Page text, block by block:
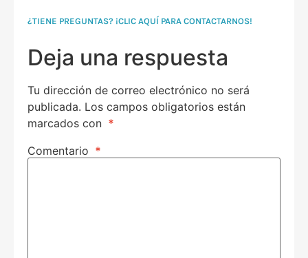
¿TIENE PREGUNTAS? ¡CLIC AQUÍ PARA CONTACTARNOS!
Deja una respuesta
Tu dirección de correo electrónico no será
publicada. Los campos obligatorios están
marcados con *
Comentario *